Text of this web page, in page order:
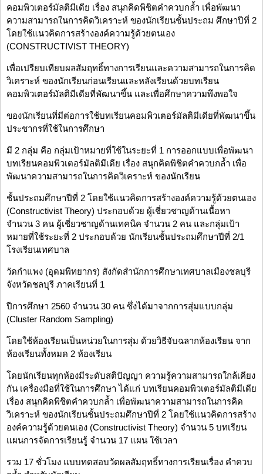
คอมพิวเตอร์มัลติมีเดีย เรื่อง สนุกคิดพิชิตคำควบกล้ำ เพื่อพัฒนา
ความสามารถในการคิดวิเคราะห์ ของนักเรียนชั้นประถม ศึกษาปีที่ 2
โดยใช้แนวคิดการสร้างองค์ความรู้ด้วยตนเอง
(CONSTRUCTIVIST THEORY)
เพื่อเปรียบเทียบผลสัมฤทธิ์ทางการเรียนและความสามารถในการคิด
วิเคราะห์ ของนักเรียนก่อนเรียนและหลังเรียนด้วยบทเรียน
คอมพิวเตอร์มัลติมีเดียที่พัฒนาขึ้น และเพื่อศึกษาความพึงพอใจ
ของนักเรียนที่มีต่อการใช้บทเรียนคอมพิวเตอร์มัลติมีเดียที่พัฒนาขึ้น
ประชากรที่ใช้ในการศึกษา
มี 2 กลุ่ม คือ กลุ่มเป้าหมายที่ใช้ในระยะที่ 1 การออกแบบเพื่อพัฒนา
บทเรียนคอมพิวเตอร์มัลติมีเดีย เรื่อง สนุกคิดพิชิตคำควบกล้ำ เพื่อ
พัฒนาความสามารถในการคิดวิเคราะห์ ของนักเรียน
ชั้นประถมศึกษาปีที่ 2 โดยใช้แนวคิดการสร้างองค์ความรู้ด้วยตนเอง
(Constructivist Theory) ประกอบด้วย ผู้เชี่ยวชาญด้านเนื้อหา
จำนวน 3 คน ผู้เชี่ยวชาญด้านเทคนิค จำนวน 2 คน และกลุ่มเป้า
หมายที่ใช้ระยะที่ 2 ประกอบด้วย นักเรียนชั้นประถมศึกษาปีที่ 2/1
โรงเรียนเทศบาล
วัดกำแพง (อุดมพิทยากร) สังกัดสำนักการศึกษาเทศบาลเมืองชลบุรี
จังหวัดชลบุรี ภาคเรียนที่ 1
ปีการศึกษา 2560 จำนวน 30 คน ซึ่งได้มาจากการสุ่มแบบกลุ่ม
(Cluster Random Sampling)
โดยใช้ห้องเรียนเป็นหน่วยในการสุ่ม ด้วยวิธีจับฉลากห้องเรียน จาก
ห้องเรียนทั้งหมด 2 ห้องเรียน
โดยนักเรียนทุกห้องมีระดับสติปัญญา ความรู้ความสามารถใกล้เคียง
กัน เครื่องมือที่ใช้ในการศึกษา ได้แก่ บทเรียนคอมพิวเตอร์มัลติมีเดีย
เรื่อง สนุกคิดพิชิตคำควบกล้ำ เพื่อพัฒนาความสามารถในการคิด
วิเคราะห์ ของนักเรียนชั้นประถมศึกษาปีที่ 2 โดยใช้แนวคิดการสร้าง
องค์ความรู้ด้วยตนเอง (Constructivist Theory) จำนวน 5 บทเรียน
แผนการจัดการเรียนรู้ จำนวน 17 แผน ใช้เวลา
รวม 17 ชั่วโมง แบบทดสอบวัดผลสัมฤทธิ์ทางการเรียนเรื่อง คำควบ